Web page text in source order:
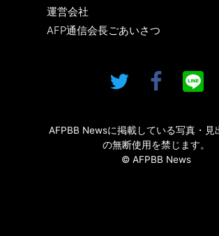
運営会社
AFP通信会長ごあいさつ
AFPBB Newsに掲載している写真・見
の無断使用を禁じます。
© AFPBB News